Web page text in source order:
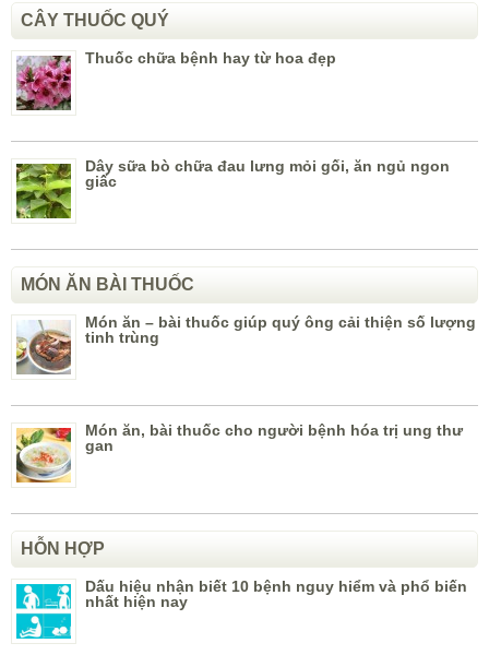
CÂY THUỐC QUÝ
Thuốc chữa bệnh hay từ hoa đẹp
Dây sữa bò chữa đau lưng mỏi gối, ăn ngủ ngon
giấc
MÓN ĂN BÀI THUỐC
Món ăn – bài thuốc giúp quý ông cải thiện số lượng
tinh trùng
Món ăn, bài thuốc cho người bệnh hóa trị ung thư
gan
HỖN HỢP
Dấu hiệu nhận biết 10 bệnh nguy hiểm và phổ biến
nhất hiện nay